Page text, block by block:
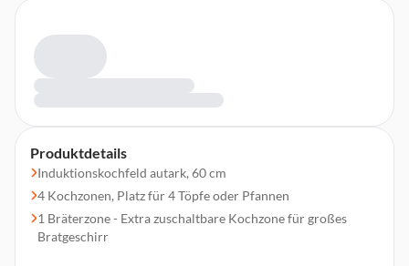
Produktdetails
Induktionskochfeld autark, 60 cm
4 Kochzonen, Platz für 4 Töpfe oder Pfannen
1 Bräterzone - Extra zuschaltbare Kochzone für großes
Bratgeschirr